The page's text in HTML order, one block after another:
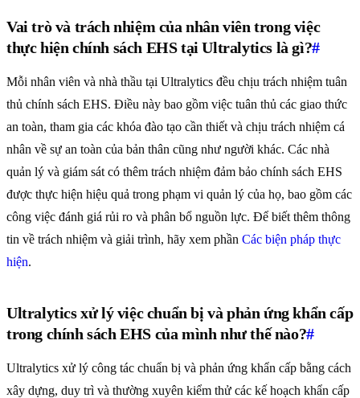
Vai trò và trách nhiệm của nhân viên trong việc
thực hiện chính sách EHS tại Ultralytics là gì?#
Mỗi nhân viên và nhà thầu tại Ultralytics đều chịu trách nhiệm tuân
thủ chính sách EHS. Điều này bao gồm việc tuân thủ các giao thức
an toàn, tham gia các khóa đào tạo cần thiết và chịu trách nhiệm cá
nhân về sự an toàn của bản thân cũng như người khác. Các nhà
quản lý và giám sát có thêm trách nhiệm đảm bảo chính sách EHS
được thực hiện hiệu quả trong phạm vi quản lý của họ, bao gồm các
công việc đánh giá rủi ro và phân bổ nguồn lực. Để biết thêm thông
tin về trách nhiệm và giải trình, hãy xem phần Các biện pháp thực
hiện.
Ultralytics xử lý việc chuẩn bị và phản ứng khẩn cấp
trong chính sách EHS của mình như thế nào?#
Ultralytics xử lý công tác chuẩn bị và phản ứng khẩn cấp bằng cách
xây dựng, duy trì và thường xuyên kiểm thử các kế hoạch khẩn cấp